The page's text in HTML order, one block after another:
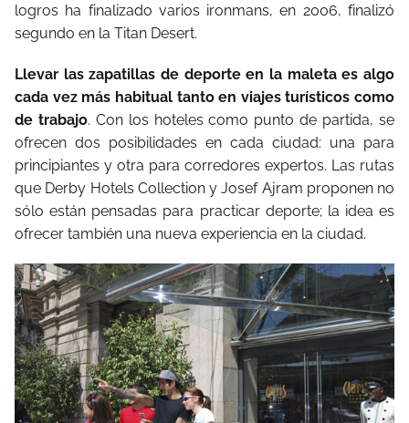
logros ha finalizado varios ironmans, en 2006, finalizó
segundo en la Titan Desert.
Llevar las zapatillas de deporte en la maleta es algo
cada vez más habitual tanto en viajes turísticos como
de trabajo. Con los hoteles como punto de partida, se
ofrecen dos posibilidades en cada ciudad: una para
principiantes y otra para corredores expertos. Las rutas
que Derby Hotels Collection y Josef Ajram proponen no
sólo están pensadas para practicar deporte; la idea es
ofrecer también una nueva experiencia en la ciudad.